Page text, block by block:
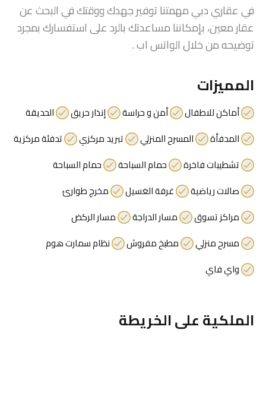
في عقاري دبي مهمتنا توفير جهدك ووقتك في البحث عن
عقار معين، بإمكاننا مساعدتك بالرد على استفسارك بمجرد
توضيحه من خلال الواتس اب .
المميزات
أماكن للاطفال أمن و حراسة إنذار حريق
الحديقة
المدفأة
المسرح المنزلي تبريد مركزي
تدفئة مركزية
تشطيبات فاخرة
حمام السباحة
حمام السباحة
صالات رياضية
غرفة الغسيل
مخرج طوارئ
مراكز تسوق
مسار الدراجة
مسار الركض
مسرح منزلي
مطبخ مفروش
نظام سمارت هوم
واي فاي
الملكية على الخريطة